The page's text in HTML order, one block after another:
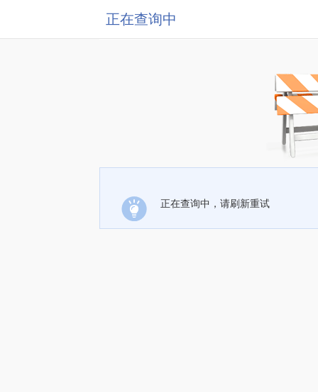
正在查询中
正在查询中，请刷新重试